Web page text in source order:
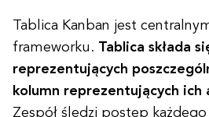
Tablica Kanban jest
frameworku. Tablica składa
reprezentujących
kolumn reprezentujących ich
Zespół śledzi postęp każdego